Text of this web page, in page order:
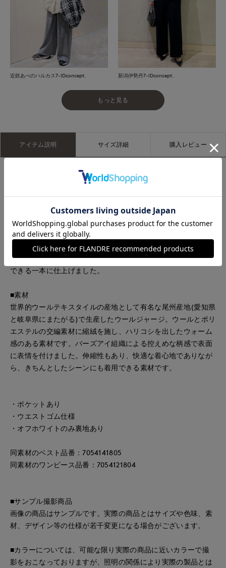
近鉄あべのハルカス7-IDconcept. 新潟伊勢丹7-IDconcept.
もっと見る
アイテム説明 サイズ詳細 購入レビュー
ストレスフリーで穿けるストレートワイドパンツ。ウエストは
ゴム入りのドローストリング仕様で、好みのフィット感に調整
できます。広がりすぎない絶妙なワイドシルエットはきれいめ
スタイルにも取り入れやすく、合わせるトップスを選ばない万
能さが魅力です。暖かみのある圧縮ジャージー素材を使用する
ことで、イージーな穿き心地でありながら上品さも兼ね備え、
リラックスシーンからデイリーまで幅広い場面で心地よく着用
できる一本に仕上げました。
■素材
世界的ウールテキスタイルの産地として有名な尾州産地(愛知県
と岐阜県にまたがる)で生産したウールジャージ。ウールとポリ
エステルの交編素材に縮絨を施し、ハリコシを出したウォーム
感のある素材です。バーズアイ組織による控えめな柄感で表面
に表情を付けました。伸縮性もあり、快適な着心地でありなが
ら、きちんとしたシーンにも着用できる素材です。
・ポケットあり
・ウエストゴム仕様
・オフホワイトのみ裏地あり
同素材のベスト品番：7054141805
同素材のワンピース品番：7054121804
■サンプル撮影商品
画像の商品はサンプルです。実際の商品とはサイズや色味、素
材、デザイン等の仕様が若干変更になる場合がございます。
■カラーについては、可能な限り実際の商品に近いカラーで撮
影をおこなっておりますが、照明の関係により実際の製品とは